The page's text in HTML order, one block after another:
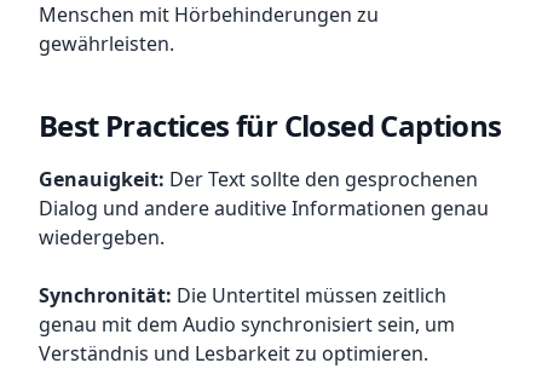
Menschen mit Hörbehinderungen zu
gewährleisten.
Best Practices für Closed Captions
Genauigkeit: Der Text sollte den gesprochenen
Dialog und andere auditive Informationen genau
wiedergeben.
Synchronität: Die Untertitel müssen zeitlich
genau mit dem Audio synchronisiert sein, um
Verständnis und Lesbarkeit zu optimieren.